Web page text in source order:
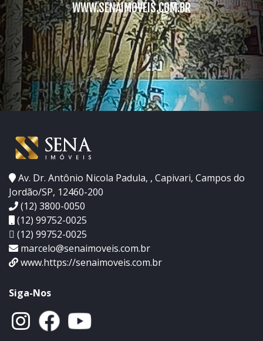
WWW.SENAIMOVEIS.COM.BR
Av. Dr. Antônio Nicola Padula, , Capivari, Campos do
Jordão/SP, 12460-200
(12) 3800-0050
(12) 99752-0025
(12) 99752-0025
marcelo@senaimoveis.com.br
www.https://senaimoveis.com.br
Siga-Nos